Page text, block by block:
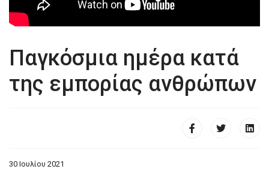
Παγκόσμια ημέρα κατά
της εμπορίας ανθρώπων
30 Ιουλίου 2021